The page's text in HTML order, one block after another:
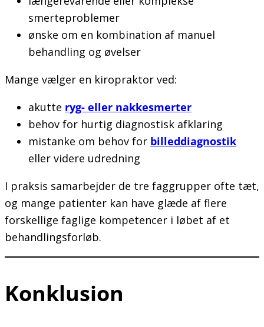
smerteproblemer
ønske om en kombination af manuel
behandling og øvelser
Mange vælger en kiropraktor ved:
akutte ryg- eller nakkesmerter
behov for hurtig diagnostisk afklaring
mistanke om behov for billeddiagnostik
eller videre udredning
I praksis samarbejder de tre faggrupper ofte tæt,
og mange patienter kan have glæde af flere
forskellige faglige kompetencer i løbet af et
behandlingsforløb.
Konklusion